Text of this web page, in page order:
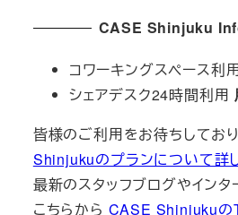
CASE Shinjuku
コワーキングスペース利
シェアデスク24時間利用
皆様のご利用をお待ちしてお
Shinjukuのプランについて詳し
最新のスタッフブログやイン
こちらから CASE Shinjukuの